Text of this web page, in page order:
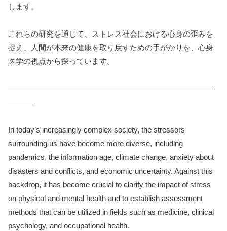
します。
これらの研究を通じて、ストレス社会における心身の歪みを
捉え、人間が本来の健康を取り戻すための手がかりを、心身
医学の視点から探っています。
———————————————————————————
———–
In today’s increasingly complex society, the stressors
surrounding us have become more diverse, including
pandemics, the information age, climate change, anxiety about
disasters and conflicts, and economic uncertainty. Against this
backdrop, it has become crucial to clarify the impact of stress
on physical and mental health and to establish assessment
methods that can be utilized in fields such as medicine, clinical
psychology, and occupational health.